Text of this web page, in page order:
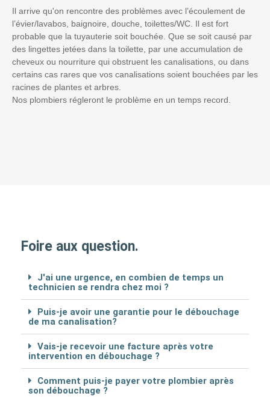
Il arrive qu'on rencontre des problèmes avec l’écoulement de
l’évier/lavabos, baignoire, douche, toilettes/WC. Il est fort
probable que la tuyauterie soit bouchée. Que se soit causé par
des lingettes jetées dans la toilette, par une accumulation de
cheveux ou nourriture qui obstruent les canalisations, ou dans
certains cas rares que vos canalisations soient bouchées par les
racines de plantes et arbres.
Nos plombiers régleront le problème en un temps record.
Foire aux question.
J'ai une urgence, en combien de temps un
technicien se rendra chez moi ?
Puis-je avoir une garantie pour le débouchage
de ma canalisation?
Vais-je recevoir une facture après votre
intervention en débouchage ?
Comment puis-je payer votre plombier après
son débouchage ?